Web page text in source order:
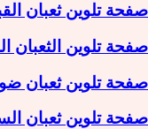
صفحة تلوين ثعبان
صفحة تلوين الثعبان
صفحة تلوين ثعبان
صفحة تلوين ثعبان